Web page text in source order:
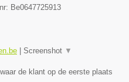
Be0647725913
Screenshot ▼
de klant op de eerste plaats